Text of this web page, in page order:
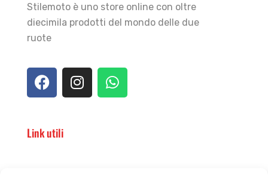
Stilemoto è uno store online con oltre
diecimila prodotti del mondo delle due
ruote
Link utili